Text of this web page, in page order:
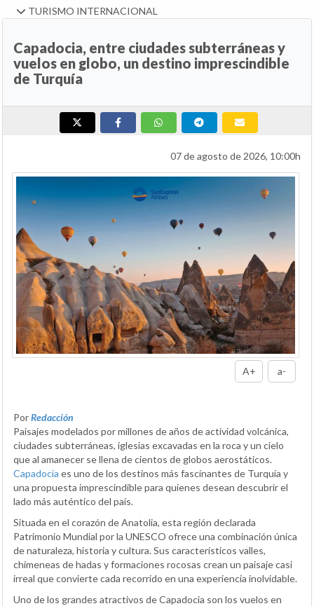
TURISMO INTERNACIONAL
Capadocia, entre ciudades subterráneas y
vuelos en globo, un destino imprescindible
de Turquía
07 de agosto de 2026, 10:00h
A+ a-
PorRedacción
Paisajes modelados por millones de años de actividad volcánica,
ciudades subterráneas, iglesias excavadas en la roca y un cielo
que al amanecer se llena de cientos de globos aerostáticos.
Capadocia es uno de los destinos más fascinantes de Turquía y
una propuesta imprescindible para quienes desean descubrir el
lado más auténtico del país.
Situada en el corazón de Anatolia, esta región declarada
Patrimonio Mundial por la UNESCO ofrece una combinación única
de naturaleza, historia y cultura. Sus característicos valles,
chimeneas de hadas y formaciones rocosas crean un paisaje casi
irreal que convierte cada recorrido en una experiencia inolvidable.
Uno de los grandes atractivos de Capadocia son los vuelos en